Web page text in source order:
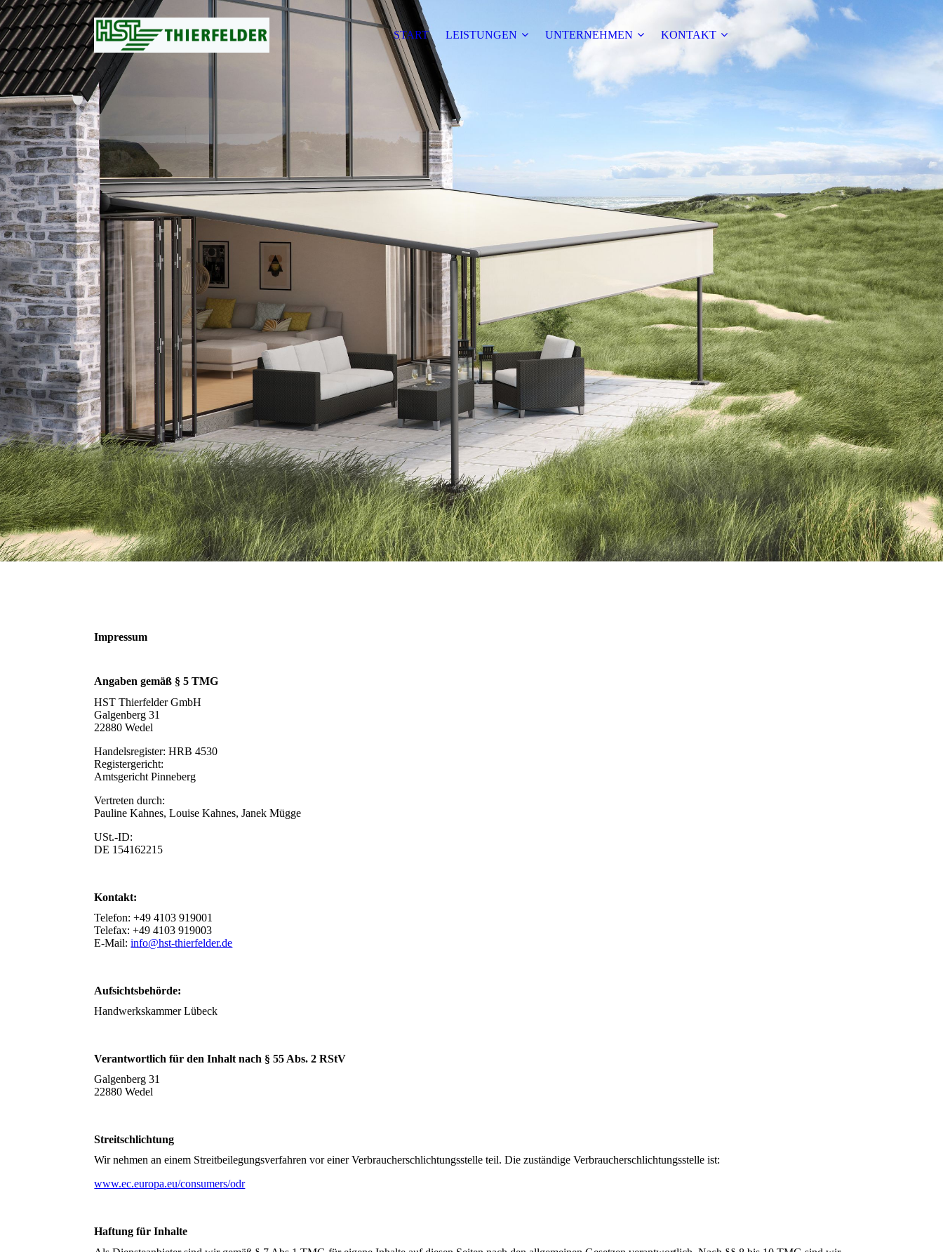
START LEISTUNGEN UNTERNEHMEN KONTAKT
Impressum
Angaben gemäß § 5 TMG
HST Thierfelder GmbH
Galgenberg 31
22880 Wedel
Handelsregister: HRB 4530
Registergericht:
Amtsgericht Pinneberg
Vertreten durch:
Pauline Kahnes, Louise Kahnes, Janek Mügge
USt.-ID:
DE 154162215
Kontakt:
Telefon: +49 4103 919001
Telefax: +49 4103 919003
E-Mail:info@hst-thierfelder.de
Aufsichtsbehörde:
Handwerkskammer Lübeck
Verantwortlich für den Inhalt nach § 55 Abs. 2 RStV
Galgenberg 31
22880 Wedel
Streitschlichtung
Wir nehmen an einem Streitbeilegungsverfahren vor einer Verbraucherschlichtungsstelle teil. Die zuständige Verbraucherschlichtungsstelle ist:
www.ec.europa.eu/consumers/odr
Haftung für Inhalte